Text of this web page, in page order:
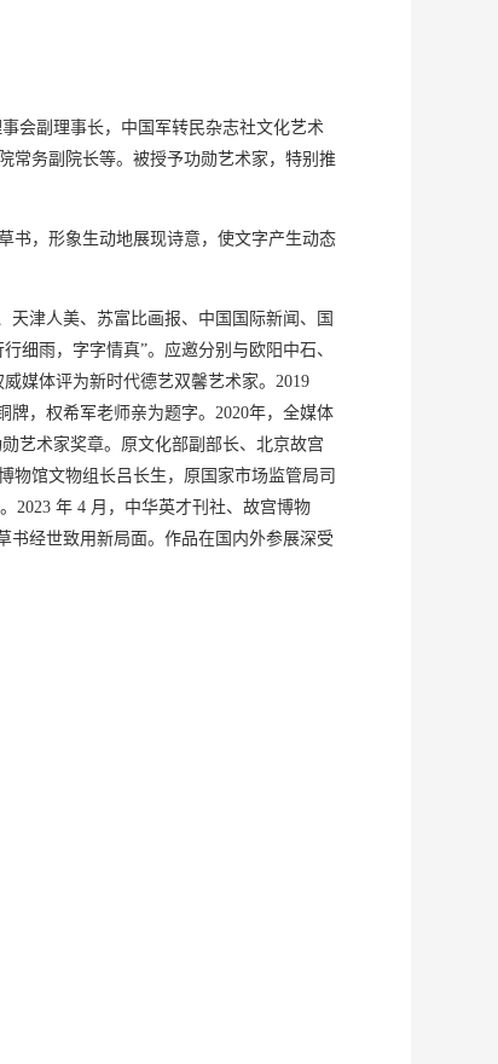
会副理事长，中国军转民杂志社文化艺术
常务副院长等。被授予功勋艺术家，特别推
书，形象生动地展现诗意，使文字产生动态
天津人美、苏富比画报、中国国际新闻、国
细雨，字字情真”。应邀分别与欧阳中石、
媒体评为新时代德艺双馨艺术家。2019
，权希军老师亲为题字。2020年，全媒体
艺术家奖章。原文化部副部长、北京故宫
物馆文物组长吕长生，原国家市场监管局司
2023 年 4 月，中华英才刊社、故宫博物
书经世致用新局面。作品在国内外参展深受